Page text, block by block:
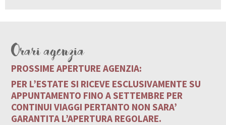
Orari agenzia
PROSSIME APERTURE AGENZIA:
PER L’ESTATE SI RICEVE ESCLUSIVAMENTE SU
APPUNTAMENTO FINO A SETTEMBRE PER
CONTINUI VIAGGI PERTANTO NON SARA’
GARANTITA L’APERTURA REGOLARE.